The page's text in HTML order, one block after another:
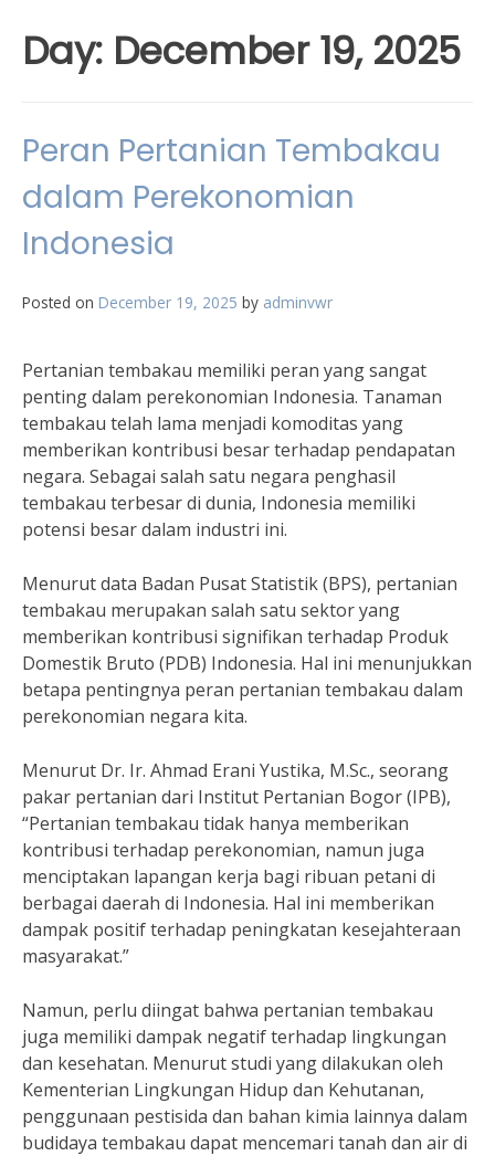
Day: December 19, 2025
Peran Pertanian Tembakau
dalam Perekonomian
Indonesia
Posted on December 19, 2025 by adminvwr
Pertanian tembakau memiliki peran yang sangat
penting dalam perekonomian Indonesia. Tanaman
tembakau telah lama menjadi komoditas yang
memberikan kontribusi besar terhadap pendapatan
negara. Sebagai salah satu negara penghasil
tembakau terbesar di dunia, Indonesia memiliki
potensi besar dalam industri ini.
Menurut data Badan Pusat Statistik (BPS), pertanian
tembakau merupakan salah satu sektor yang
memberikan kontribusi signifikan terhadap Produk
Domestik Bruto (PDB) Indonesia. Hal ini menunjukkan
betapa pentingnya peran pertanian tembakau dalam
perekonomian negara kita.
Menurut Dr. Ir. Ahmad Erani Yustika, M.Sc., seorang
pakar pertanian dari Institut Pertanian Bogor (IPB),
“Pertanian tembakau tidak hanya memberikan
kontribusi terhadap perekonomian, namun juga
menciptakan lapangan kerja bagi ribuan petani di
berbagai daerah di Indonesia. Hal ini memberikan
dampak positif terhadap peningkatan kesejahteraan
masyarakat.”
Namun, perlu diingat bahwa pertanian tembakau
juga memiliki dampak negatif terhadap lingkungan
dan kesehatan. Menurut studi yang dilakukan oleh
Kementerian Lingkungan Hidup dan Kehutanan,
penggunaan pestisida dan bahan kimia lainnya dalam
budidaya tembakau dapat mencemari tanah dan air di